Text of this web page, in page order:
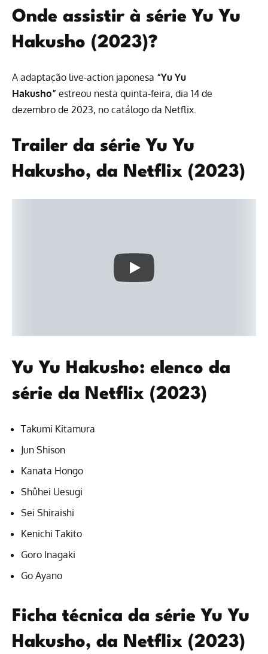
Onde assistir à série Yu Yu
Hakusho (2023)?
A adaptação live-action japonesa “Yu Yu
Hakusho” estreou nesta quinta-feira, dia 14 de
dezembro de 2023, no catálogo da Netflix.
Trailer da série Yu Yu
Hakusho, da Netflix (2023)
Yu Yu Hakusho: elenco da
série da Netflix (2023)
Takumi Kitamura
Jun Shison
Kanata Hongo
Shûhei Uesugi
Sei Shiraishi
Kenichi Takito
Goro Inagaki
Go Ayano
Ficha técnica da série Yu Yu
Hakusho, da Netflix (2023)